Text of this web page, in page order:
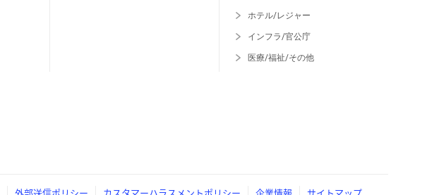
ホテル/レジャー
インフラ/官公庁
医療/福祉/その他